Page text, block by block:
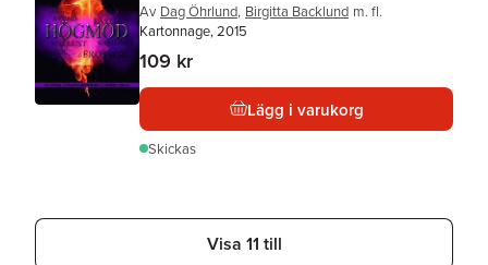
Av Dag Öhrlund, Birgitta Backlund m. fl.
Kartonnage, 2015
109 kr
Lägg i varukorg
Skickas
Visa 11 till